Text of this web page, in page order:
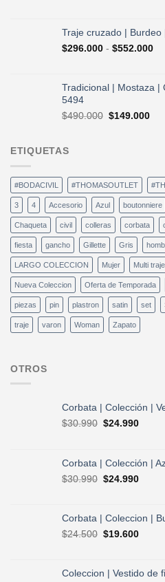
era:
$490.000.
es:
Traje cruzado |
$296.000 - $552.000
Tradicional | Mostaza |
5494
$490.000 El
$149.000El
ETIQUETAS
#BODACIVIL #THOMASOUTLET
3 4 Accesorio Azul boutonniere
Chaqueta civil colleras corbata
fiesta gancho Gillette Gris
LARGO COLECCION Mujer Multi traje
Nueva Coleccion Oferta de Temporada
piezas pin plastron satin set
traje varon Woman Zapato
OTROS
Corbata | Colección |
$30.990 El
era:
$30.990.
$24.990El
es:
Corbata | Colección |
$30.990 El
era:
$30.990.
$24.990El
es:
Corbata | Coleccion |
$24.500 El
era:
$19.600El
es:
Coleccion | Vestido de